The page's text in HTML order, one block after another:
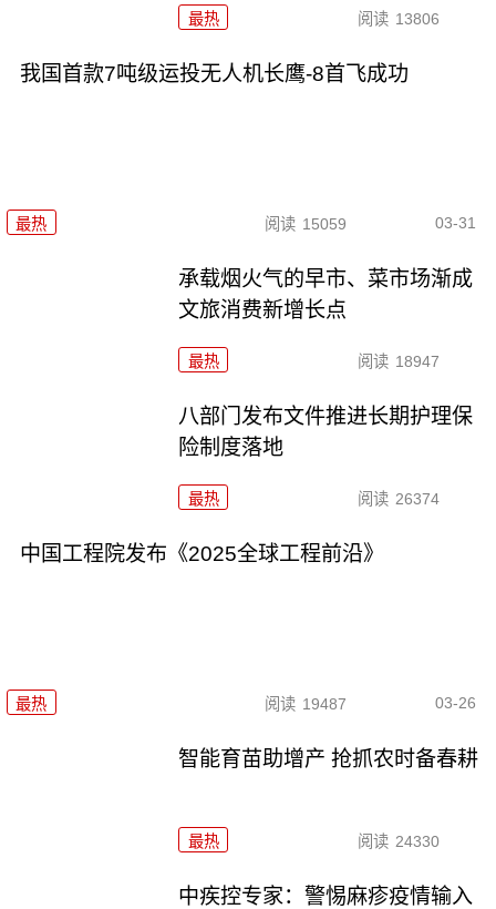
最热 阅读 13806
我国首款7吨级运投无人机长鹰-8首飞成功
最热 阅读 15059 03-31
承载烟火气的早市、菜市场渐成
文旅消费新增长点
最热 阅读 18947
八部门发布文件推进长期护理保
险制度落地
最热 阅读 26374
中国工程院发布《2025全球工程前沿》
最热 阅读 19487 03-26
智能育苗助增产 抢抓农时备春耕
最热 阅读 24330
中疾控专家：警惕麻疹疫情输入